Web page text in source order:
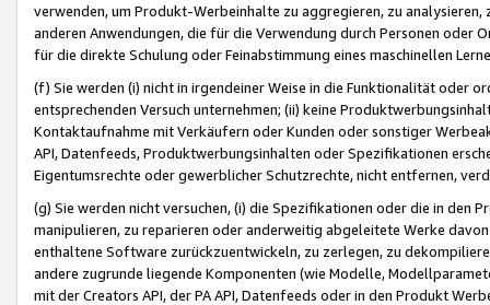
verwenden, um Produkt-Werbeinhalte zu aggregieren, zu
anderen Anwendungen, die für die Verwendung durch Personen
für die direkte Schulung oder Feinabstimmung eines maschinellen
(f) Sie werden (i) nicht in irgendeiner Weise in die Funktionalität oder
entsprechenden Versuch unternehmen; (ii) keine
Kontaktaufnahme mit Verkäufern oder Kunden oder sonstiger
API, Datenfeeds, Produktwerbungsinhalten oder Spezifikationen
Eigentumsrechte oder gewerblicher Schutzrechte, nicht entfernen,
(g) Sie werden nicht versuchen, (i) die Spezifikationen oder die in
manipulieren, zu reparieren oder anderweitig abgeleitete Werke
enthaltene Software zurückzuentwickeln, zu zerlegen, zu
andere zugrunde liegende Komponenten (wie Modelle,
mit der Creators API, der PA API, Datenfeeds oder in den Produkt